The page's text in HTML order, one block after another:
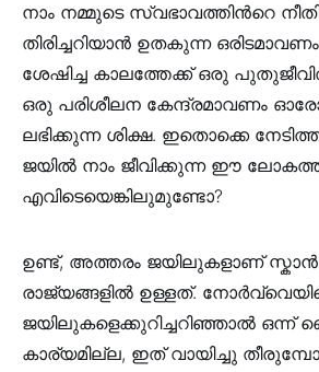
നാം നമ്മുടെ സ്വഭാവത്തിന്‍റെ
തിരിച്ചറിയാന്‍ ഉതകുന്ന
ശേഷിച്ച കാലത്തേക്ക് ഒരു
ഒരു പരിശീലന കേന്ദ്രമാവണം ഓരോ
ലഭിക്കുന്ന ശിക്ഷ. ഇതൊക്കെ
ജയില്‍ നാം ജീവിക്കുന്ന ഈ
എവിടെയെങ്കിലുമുണ്ടോ?
ഉണ്ട്, അത്തരം ജയിലുകളാണ്
രാജ്യങ്ങളില്‍ ഉള്ളത്.
ജയിലുകളെക്കുറിച്ചറിഞ്ഞാല്‍ ഒന്ന്
കാര്യമില്ല, ഇത് വായിച്ചു